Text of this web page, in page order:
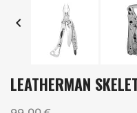

LEATHERMAN